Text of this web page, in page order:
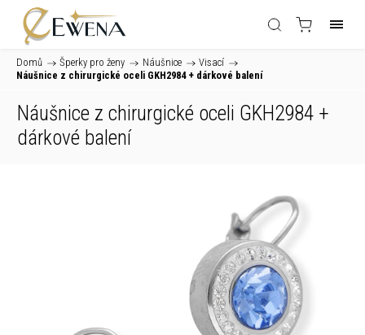
Domů / Šperky pro ženy / Náušnice / Visací /
Náušnice z chirurgické oceli GKH2984 + dárkové balení
Náušnice z chirurgické oceli GKH2984 +
dárkové balení